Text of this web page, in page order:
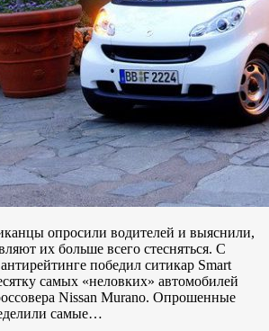
опросили водителей и выяснили,
их больше всего стесняться. С
победил ситикар Smart
самых «неловких» автомобилей
Nissan Murano. Опрошенные
самые…